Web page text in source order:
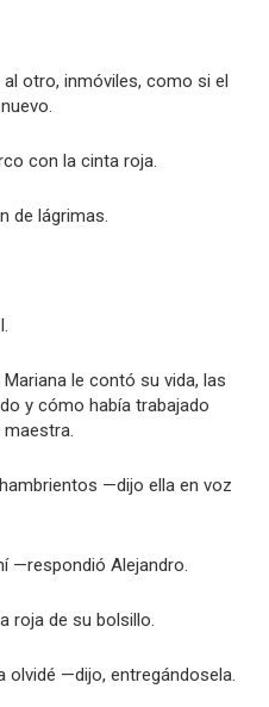
otro, inmóviles, como si el
con la cinta roja.
de lágrimas.
le contó su vida, las
y cómo había trabajado
—dijo ella en voz
—respondió Alejandro.
roja de su bolsillo.
olvidé —dijo, entregándosela.